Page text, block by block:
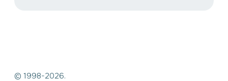
© 1998-2026.